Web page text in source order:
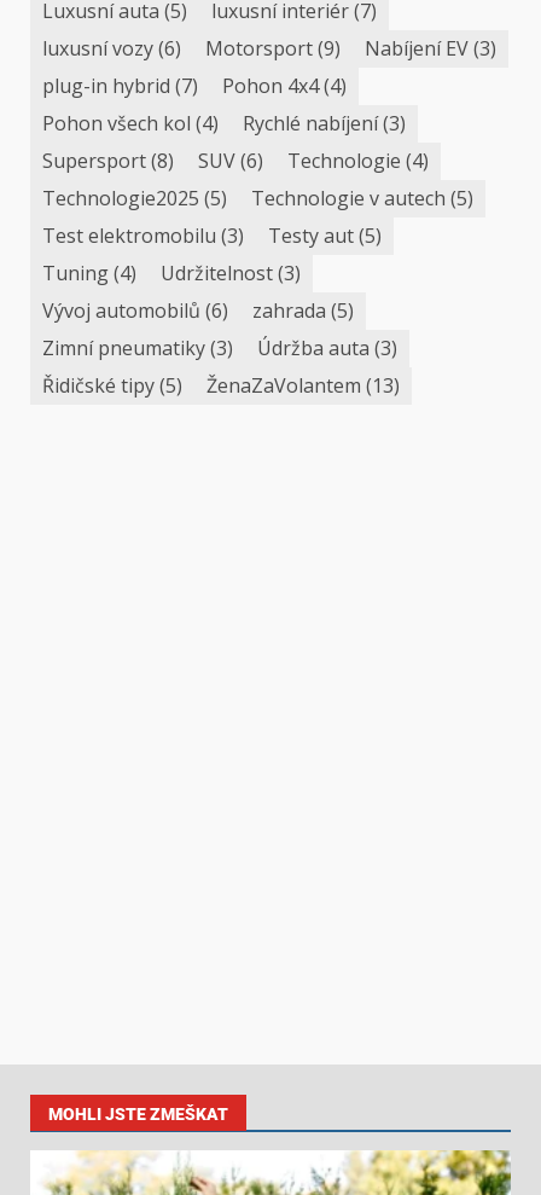
Luxusní auta (5) luxusní interiér(7)
luxusní vozy(6) Motorsport(9) Nabíjení EV(3)
plug-in hybrid (7) Pohon 4x4(4)
Pohon všech kol (4) Rychlé nabíjení(3)
Supersport(8) SUV(6) Technologie (4)
Technologie2025 (5) Technologie v autech (5)
Test elektromobilu (3) Testy aut(5)
Tuning(4) Udržitelnost(3)
Vývoj automobilů (6) zahrada (5)
Zimní pneumatiky(3) Údržba auta (3)
Řidičské tipy(5) ŽenaZaVolantem (13)
MOHLI JSTE ZMEŠKAT